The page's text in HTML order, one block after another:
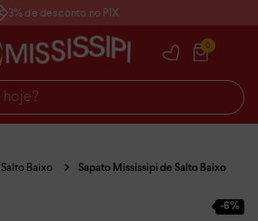
3% de desconto no PIX
0
Salto Baixo
Sapato Mississipi de Salto Baixo
-6%